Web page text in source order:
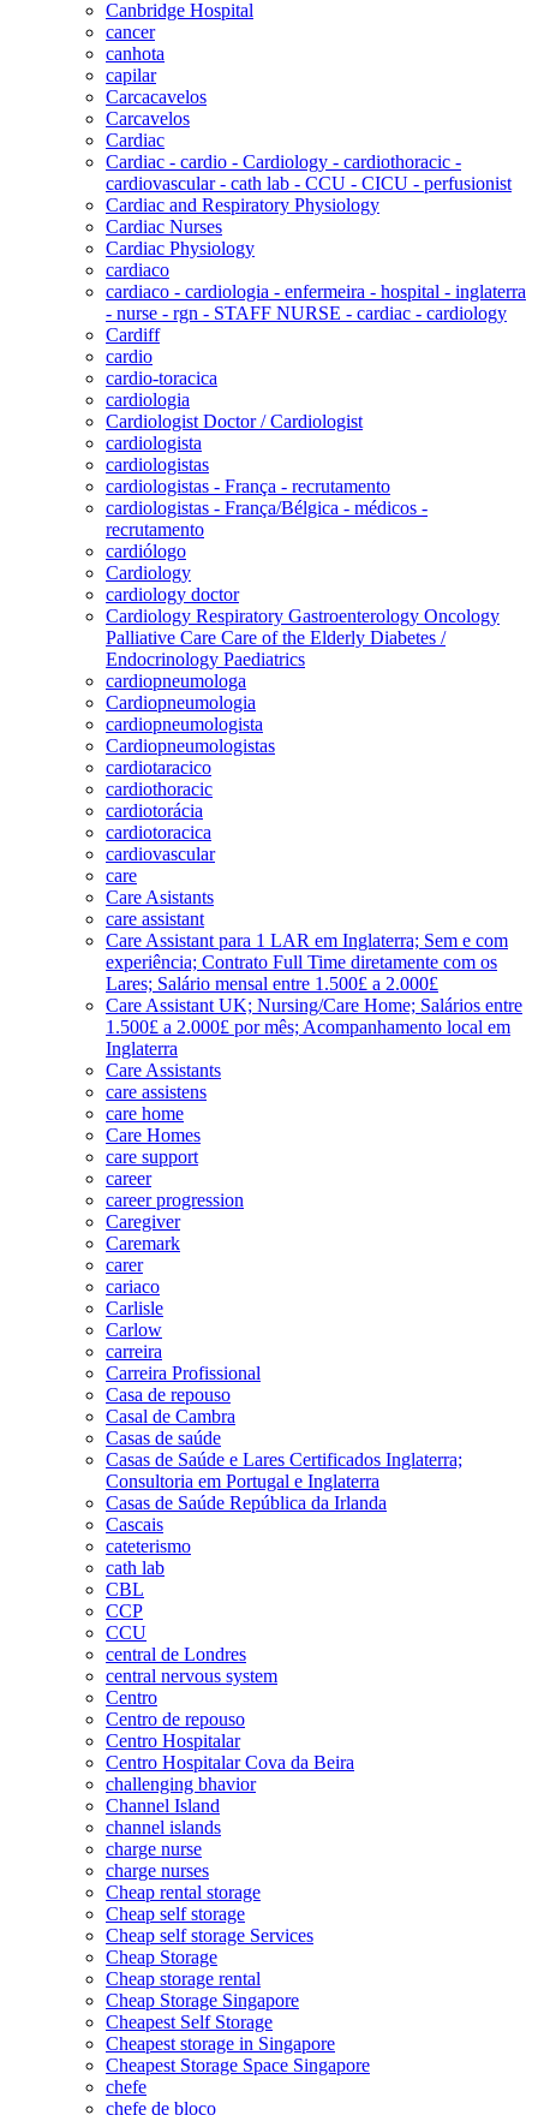
Canbridge Hospital
cancer
canhota
capilar
Carcacavelos
Carcavelos
Cardiac
Cardiac - cardio - Cardiology - cardiothoracic -
cardiovascular - cath lab - CCU - CICU - perfusionist
Cardiac and Respiratory Physiology
Cardiac Nurses
Cardiac Physiology
cardiaco
cardiaco - cardiologia - enfermeira - hospital - inglaterra
- nurse - rgn - STAFF NURSE - cardiac - cardiology
Cardiff
cardio
cardio-toracica
cardiologia
Cardiologist Doctor / Cardiologist
cardiologista
cardiologistas
cardiologistas - França - recrutamento
cardiologistas - França/Bélgica - médicos -
recrutamento
cardiólogo
Cardiology
cardiology doctor
Cardiology Respiratory Gastroenterology Oncology
Palliative Care Care of the Elderly Diabetes /
Endocrinology Paediatrics
cardiopneumologa
Cardiopneumologia
cardiopneumologista
Cardiopneumologistas
cardiotaracico
cardiothoracic
cardiotorácia
cardiotoracica
cardiovascular
care
Care Asistants
care assistant
Care Assistant para 1 LAR em Inglaterra; Sem e com
experiência; Contrato Full Time diretamente com os
Lares; Salário mensal entre 1.500£ a 2.000£
Care Assistant UK; Nursing/Care Home; Salários entre
1.500£ a 2.000£ por mês; Acompanhamento local em
Inglaterra
Care Assistants
care assistens
care home
Care Homes
care support
career
career progression
Caregiver
Caremark
carer
cariaco
Carlisle
Carlow
carreira
Carreira Profissional
Casa de repouso
Casal de Cambra
Casas de saúde
Casas de Saúde e Lares Certificados Inglaterra;
Consultoria em Portugal e Inglaterra
Casas de Saúde República da Irlanda
Cascais
cateterismo
cath lab
CBL
CCP
CCU
central de Londres
central nervous system
Centro
Centro de repouso
Centro Hospitalar
Centro Hospitalar Cova da Beira
challenging bhavior
Channel Island
channel islands
charge nurse
charge nurses
Cheap rental storage
Cheap self storage
Cheap self storage Services
Cheap Storage
Cheap storage rental
Cheap Storage Singapore
Cheapest Self Storage
Cheapest storage in Singapore
Cheapest Storage Space Singapore
chefe
chefe de bloco